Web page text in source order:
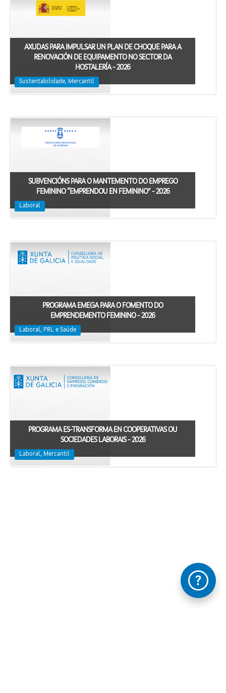
AXUDAS PARA IMPULSAR UN PLAN DE CHOQUE PARA A
RENOVACIÓN DE EQUIPAMENTO NO SECTOR DA
HOSTALERÍA - 2026
Sustentabilidade, Mercantil
SUBVENCIÓNS PARA O MANTEMENTO DO EMPREGO
FEMININO “EMPRENDOU EN FEMININO” - 2026
Laboral
PROGRAMA EMEGA PARA O FOMENTO DO
EMPRENDEMENTO FEMININO - 2026
Laboral, PRL e Saúde
PROGRAMA ES-TRANSFORMA EN COOPERATIVAS OU
SOCIEDADES LABORAIS - 2026
Laboral, Mercantil